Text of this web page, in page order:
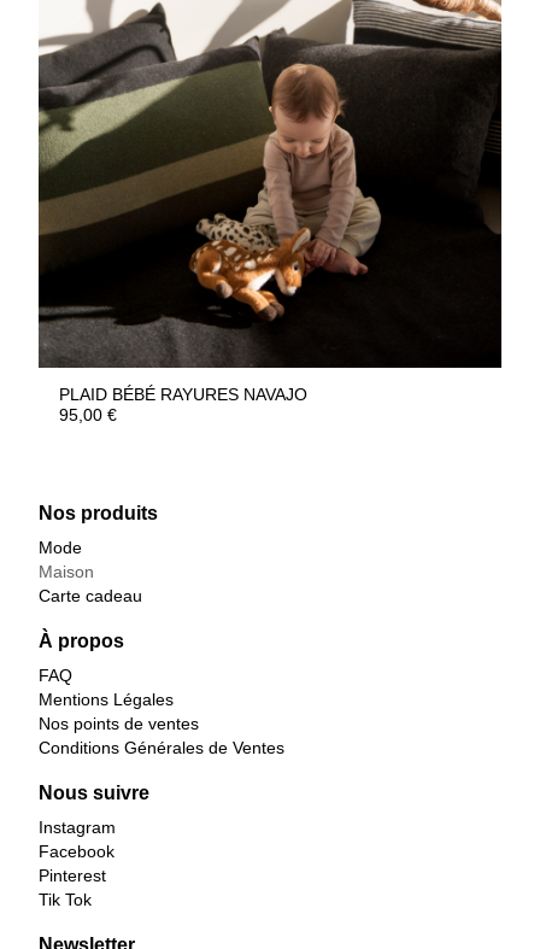
PLAID BÉBÉ RAYURES NAVAJO
95,00€
Nos produits
Mode
Maison
Carte cadeau
À propos
FAQ
Mentions Légales
Nos points de ventes
Conditions Générales de Ventes
Nous suivre
Instagram
Facebook
Pinterest
Tik Tok
Newsletter